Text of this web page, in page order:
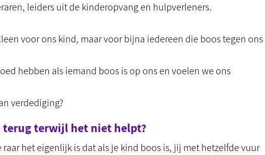
leiders uit de kinderopvang en hulpverleners.
voor ons kind, maar voor bijna iedereen die boos tegen ons
hebben als iemand boos is op ons en voelen we ons
verdediging?
terug terwijl het niet helpt?
raar het eigenlijk is dat als je kind boos is, jij met hetzelfde vuur